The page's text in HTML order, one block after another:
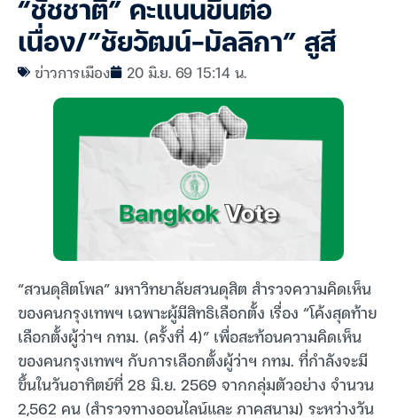
“ชัชชาติ” คะแนนขึ้นต่อ
เนื่อง/”ชัยวัฒน์-มัลลิกา” สูสี
ข่าวการเมือง 20 มิ.ย. 69 15:14 น.
“สวนดุสิตโพล” มหาวิทยาลัยสวนดุสิต สำรวจความคิดเห็น
ของคนกรุงเทพฯ เฉพาะผู้มีสิทธิเลือกตั้ง เรื่อง “โค้งสุดท้าย
เลือกตั้งผู้ว่าฯ กทม. (ครั้งที่ 4)” เพื่อสะท้อนความคิดเห็น
ของคนกรุงเทพฯ กับการเลือกตั้งผู้ว่าฯ กทม. ที่กำลังจะมี
ขึ้นในวันอาทิตย์ที่ 28 มิ.ย. 2569 จากกลุ่มตัวอย่าง จำนวน
2,562 คน (สำรวจทางออนไลน์และ ภาคสนาม) ระหว่างวัน